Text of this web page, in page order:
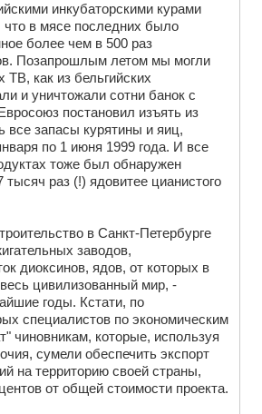
инкубаторскими курами
в мясе последних было
более чем в 500 раз
Позапрошлым летом мы могли
ТВ, как из бельгийских
и уничтожали сотни банок с
постановил изъять из
все запасы курятины и яиц,
по 1 июня 1999 года. И все
тоже был обнаружен
тысяч раз (!) ядовитее цианистого
в Санкт-Петербурге
заводов,
диоксинов, ядов, от которых в
цивилизованный мир, -
годы. Кстати, по
специалистов по экономическим
чиновникам, которые, используя
сумели обеспечить экспорт
на территорию своей страны,
от общей стоимости проекта.